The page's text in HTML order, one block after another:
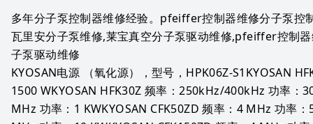
多年分子泵控制器维修经验。pfeiffer控制器维修分子泵控
瓦里安分子泵维修,莱宝真空分子泵驱动维修,pfeiffer控制
子泵驱动维修
KYOSAN电源 （氧化源），型号，HPK06Z-S1KYOSAN
1500 WKYOSAN HFK30Z 频率：250kHz/400kHz 功率：
MHz 功率：1 KWKYOSAN CFK50ZD 频率：4 MHz 功率